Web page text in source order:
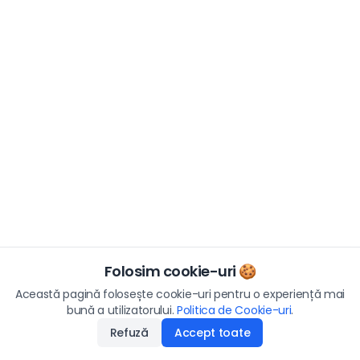
Folosim cookie-uri 🍪
Această pagină folosește cookie-uri pentru o experiență mai
bună a utilizatorului. Politica de Cookie-uri.
Refuză
Accept toate